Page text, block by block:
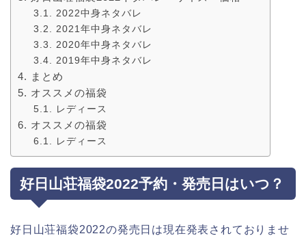
2022中身ネタバレ
2021年中身ネタバレ
2020年中身ネタバレ
2019年中身ネタバレ
まとめ
オススメの福袋
レディース
オススメの福袋
レディース
好日山荘福袋2022予約・発売日はいつ？
好日山荘福袋2022の発売日は現在発表されておりませ